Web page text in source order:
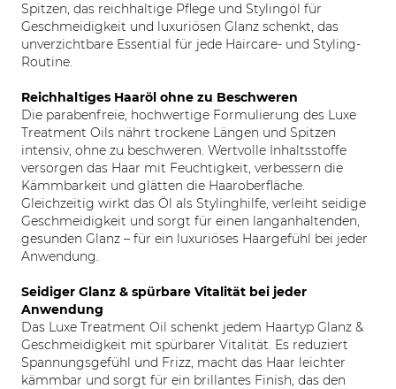
Spitzen, das reichhaltige Pflege und Stylingöl für
Geschmeidigkeit und luxuriösen Glanz schenkt, das
unverzichtbare Essential für jede Haircare- und Styling-
Routine.
Reichhaltiges Haaröl ohne zu Beschweren
Die parabenfreie, hochwertige Formulierung des Luxe
Treatment Oils nährt trockene Längen und Spitzen
intensiv, ohne zu beschweren. Wertvolle Inhaltsstoffe
versorgen das Haar mit Feuchtigkeit, verbessern die
Kämmbarkeit und glätten die Haaroberfläche.
Gleichzeitig wirkt das Öl als Stylinghilfe, verleiht seidige
Geschmeidigkeit und sorgt für einen langanhaltenden,
gesunden Glanz – für ein luxuriöses Haargefühl bei jeder
Anwendung.
Seidiger Glanz & spürbare Vitalität bei jeder
Anwendung
Das Luxe Treatment Oil schenkt jedem Haartyp Glanz &
Geschmeidigkeit mit spürbarer Vitalität. Es reduziert
Spannungsgefühl und Frizz, macht das Haar leichter
kämmbar und sorgt für ein brillantes Finish, das den